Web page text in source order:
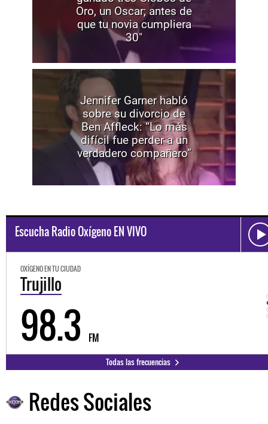
Oro, un Oscar; antes de
que tu novia cumpliera
30"
Jennifer Garner habló
sobre su divorcio de
Ben Affleck: “Lo más
difícil fue perder a un
verdadero compañero”
Escucha Radio Oxígeno EN VIVO
OXÍGENO EN TU CIUDAD
Trujillo
98.3 FM
Todas las frecuencias
Redes Sociales